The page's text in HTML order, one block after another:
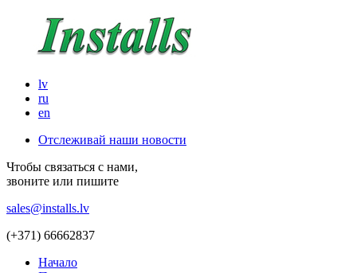
lv
ru
en
Отслеживай наши новости
Чтобы связаться с нами,
звоните или пишите
sales@installs.lv
(+371) 66662837
Начало